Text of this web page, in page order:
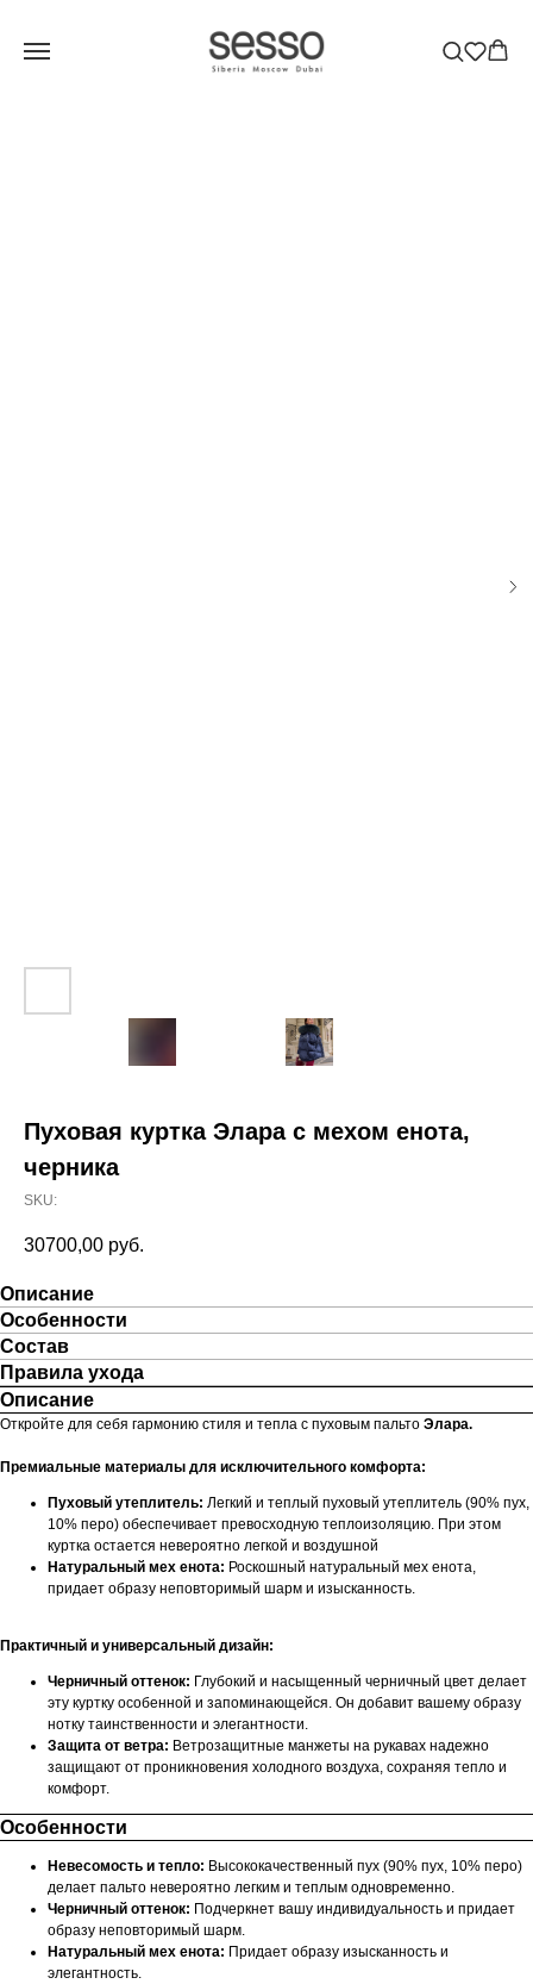
Пуховая куртка Элара с мехом енота,
черника
SKU:
30700,00 руб.
Описание
Особенности
Состав
Правила ухода
Описание
Откройте для себя гармонию стиля и тепла с пуховым пальто Элара.
Премиальные материалы для исключительного комфорта:
Пуховый утеплитель: Легкий и теплый пуховый утеплитель (90% пух,
10% перо) обеспечивает превосходную теплоизоляцию. При этом
куртка остается невероятно легкой и воздушной
Натуральный мех енота: Роскошный натуральный мех енота,
придает образу неповторимый шарм и изысканность.
Практичный и универсальный дизайн:
Черничный оттенок: Глубокий и насыщенный черничный цвет делает
эту куртку особенной и запоминающейся. Он добавит вашему образу
нотку таинственности и элегантности.
Защита от ветра: Ветрозащитные манжеты на рукавах надежно
защищают от проникновения холодного воздуха, сохраняя тепло и
комфорт.
Особенности
Невесомость и тепло: Высококачественный пух (90% пух, 10% перо)
делает пальто невероятно легким и теплым одновременно.
Черничный оттенок: Подчеркнет вашу индивидуальность и придает
образу неповторимый шарм.
Натуральный мех енота: Придает образу изысканность и
элегантность.